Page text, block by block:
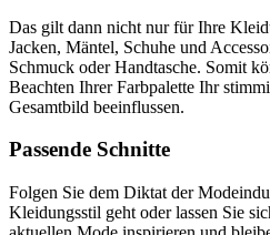
Das gilt dann nicht nur für Ihre
Jacken, Mäntel, Schuhe und
Schmuck oder Handtasche. Somit
Beachten Ihrer Farbpalette Ihr
Gesamtbild beeinflussen.
Passende Schnitte
Folgen Sie dem Diktat der
Kleidungsstil geht oder lassen Sie